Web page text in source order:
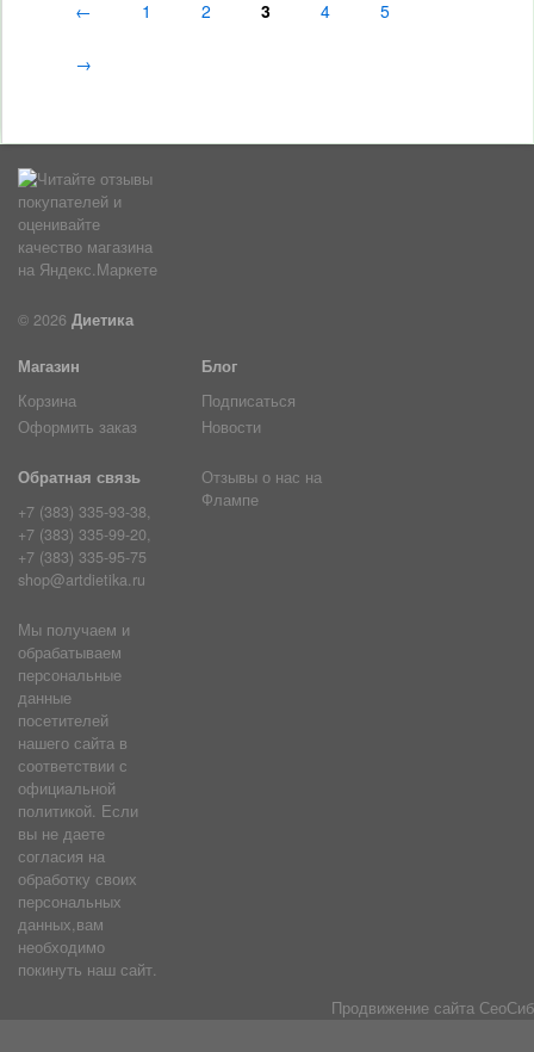
← 1 2 3 4 5
→
© 2026 Диетика
Магазин
Корзина
Оформить заказ
Блог
Подписаться
Новости
Обратная связь
+7 (383) 335-93-38,
+7 (383) 335-99-20,
+7 (383) 335-95-75
shop@artdietika.ru
Отзывы о нас на
Флампе
Мы получаем и
обрабатываем
персональные
данные
посетителей
нашего сайта в
соответствии с
официальной
политикой. Если
вы не даете
согласия на
обработку своих
персональных
данных,вам
необходимо
покинуть наш сайт.
Продвижение сайта СеоСиб